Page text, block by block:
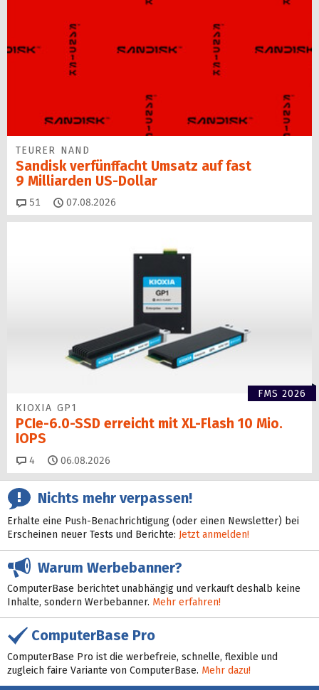
TEURER NAND
Sandisk verfünffacht Umsatz auf fast
9 Milliarden US-Dollar
51 Kommentare
07.08.2026
FMS 2026
KIOXIA GP1
PCIe-6.0-SSD erreicht mit XL-Flash 10 Mio.
IOPS
4 Kommentare
06.08.2026
Nichts mehr verpassen!
Erhalte eine Push-Benachrichtigung (oder einen Newsletter) bei
Erscheinen neuer Tests und Berichte: Jetzt anmelden!
Warum Werbebanner?
ComputerBase berichtet unabhängig und verkauft deshalb keine
Inhalte, sondern Werbebanner. Mehr erfahren!
ComputerBase Pro
ComputerBase Pro ist die werbefreie, schnelle, flexible und
zugleich faire Variante von ComputerBase. Mehr dazu!